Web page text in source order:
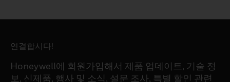
연결합시다!
Honeywell에 회원가입해서 제품 업데이트, 기술 정
보, 신제품, 행사 및 소식, 설문 조사, 특별 할인 관련